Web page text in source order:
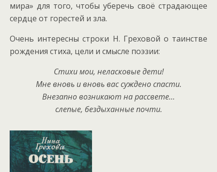
мира» для того, чтобы уберечь своё страдающее
сердце от горестей и зла.
Очень интересны строки Н. Греховой о таинстве
рождения стиха, цели и смысле поэзии:
Стихи мои, неласковые дети!
Мне вновь и вновь вас суждено спасти.
Внезапно возникают на рассвете…
слепые, бездыханные почти.